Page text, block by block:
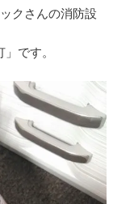
クさんの消防設
です。